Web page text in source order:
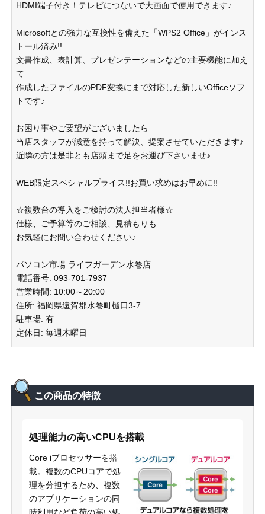
HDMI端子付き！テレビにつないで大画面で使用できます♪
Microsoftとの強力な互換性を備えた「WPS2 Office」がインス
トール済み!!
文書作成、表計算、プレゼンテーションなどの主要機能に加え
て
作成したファイルのPDF変換にまで対応した新しいOfficeソフ
トです♪
お困り事やご要望がございましたら
当店スタッフが誠意を持って解決、提案させていただきます♪
近隣の方は是非とも店頭まで足をお運び下さいませ♪
WEB限定スペシャルプライス!!お買い求めはお早めに!!
☆複数台の導入をご検討の法人担当者様☆
仕様、ご予算等のご相談、見積もりも
お気軽にお問い合わせください♪
パソコン市場 ライフガーデン水巻店
電話番号: 093-701-7937
営業時間: 10:00～20:00
住所: 福岡県遠賀郡水巻町樋口3-7
駐車場: 有
定休日: 毎週木曜日
この商品の特徴
処理能力の高いCPUを搭載
Core iプロセッサーを搭
載。複数のCPUコアで処
理を分担するため、複数
のアプリケーションの同